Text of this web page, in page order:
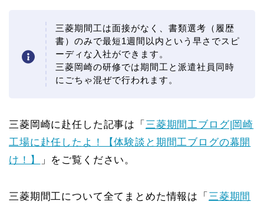
三菱期間工は面接がなく、書類選考（履歴
書）のみで最短1週間以内という早さでスピ
ーディな入社ができます。
三菱岡崎の研修では期間工と派遣社員同時
にごちゃ混ぜで行われます。
三菱岡崎に赴任した記事は「 三菱期間工ブログ|岡崎
工場に赴任したよ！【体験談と期間工ブログの幕開
け！】
」をご覧ください。
三菱期間工について全てまとめた情報は「 三菱期間